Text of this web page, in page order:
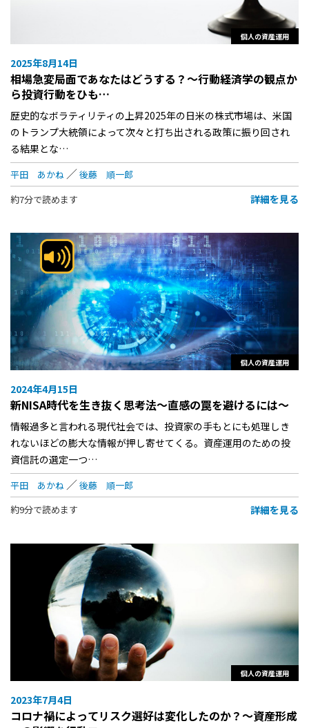
個人の資産運用
2025年8月14日
相場急変局面であなたはどうする？～行動経済学の観点か
ら投資行動をひも…
歴史的なボラティリティの上昇2025年の日米の株式市場は、米国
のトランプ大統領によって次々と打ち出される政策に振り回され
る結果とな…
平田 あかね
後藤 順一郎
約7分で読めます
詳細を見る
個人の資産運用
2024年4月15日
新NISA時代を生き抜く思考法～直感の罠を避けるには～
情報過多と言われる現代社会では、投資家の手もとにも処理しき
れないほどの膨大な情報が押し寄せてくる。資産運用のための投
資信託の選定一つ…
平田 あかね
後藤 順一郎
約9分で読めます
詳細を見る
個人の資産運用
2023年7月4日
コロナ禍によってリスク選好は変化したのか？～資産形成